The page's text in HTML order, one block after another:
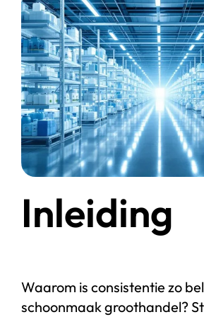
Inleiding
Waarom is consistentie zo
schoonmaak groothandel?